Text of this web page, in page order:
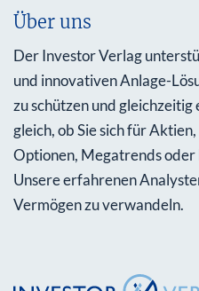
Über uns
Der Investor Verlag
und innovativen Anlage-
zu schützen und
gleich, ob Sie sich für
Optionen, Megatrends
Unsere erfahrenen
Vermögen zu verwandeln.